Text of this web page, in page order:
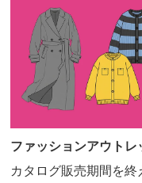
ファッションアウトレ
カタログ販売期間を